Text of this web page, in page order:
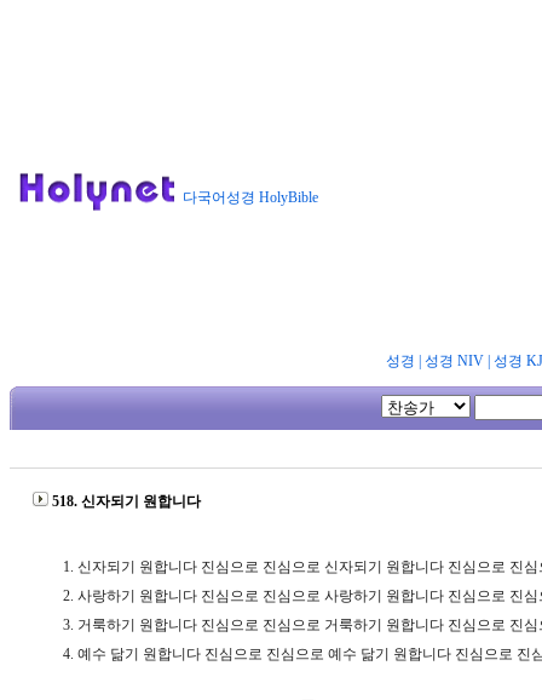
다국어성경 HolyBible
성경 성경 NIV| 성경
518. 신자되기 원합니다
1. 신자되기 원합니다 진심으로 진심으로 신자되기 원합니다 진심으로 진
2. 사랑하기 원합니다 진심으로 진심으로 사랑하기 원합니다 진심으로 진
3. 거룩하기 원합니다 진심으로 진심으로 거룩하기 원합니다 진심으로 진
4. 예수 닮기 원합니다 진심으로 진심으로 예수 닮기 원합니다 진심으로 진